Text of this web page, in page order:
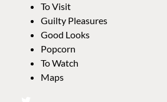
To Visit
Guilty Pleasures
Good Looks
Popcorn
To Watch
Maps